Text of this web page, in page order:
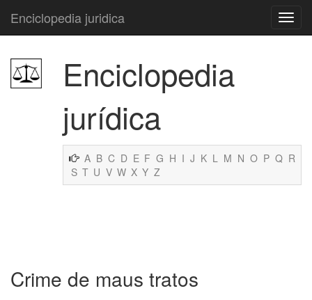
Enciclopedia juridica
Enciclopedia
jurídica
A B C D E F G H I J K L M N O P Q R
S T U V W X Y Z
Crime de maus tratos